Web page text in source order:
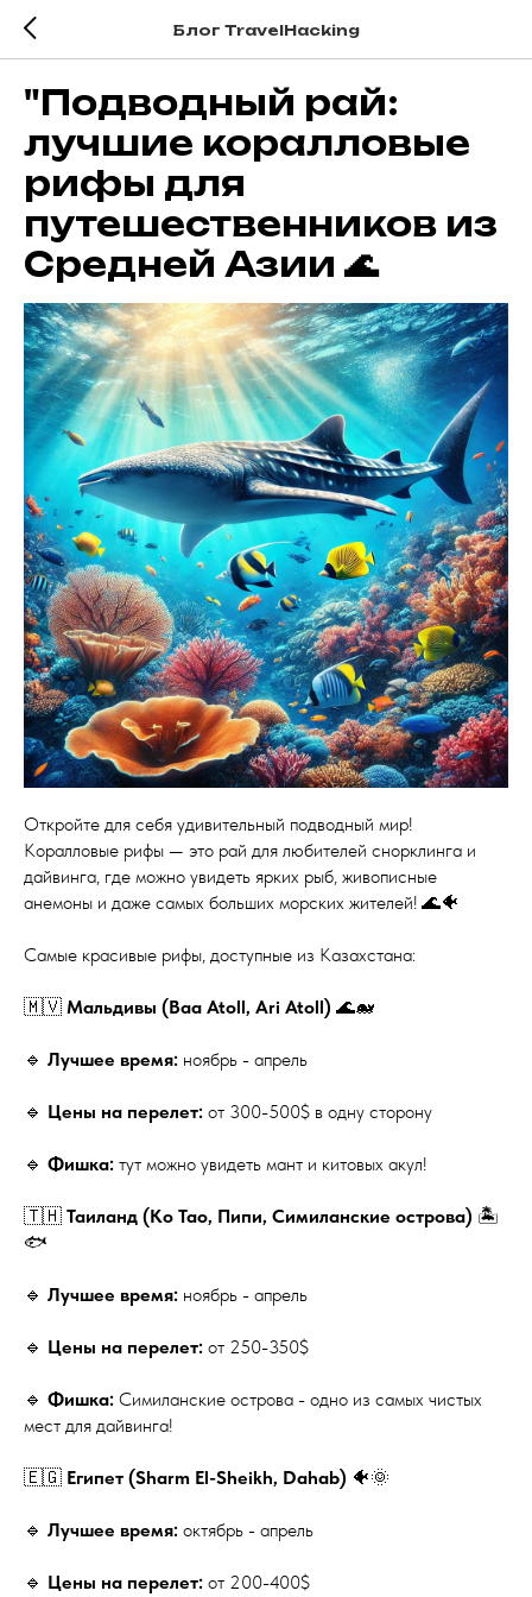
Блог TravelHacking
"Подводный рай:
лучшие коралловые
рифы для
путешественников из
Средней Азии 🌊
Откройте для себя удивительный подводный мир!
Коралловые рифы — это рай для любителей снорклинга и
дайвинга, где можно увидеть ярких рыб, живописные
анемоны и даже самых больших морских жителей! 🌊🐠
Самые красивые рифы, доступные из Казахстана:
🇲🇻 Мальдивы (Baa Atoll, Ari Atoll) 🌊🐋
🔹 Лучшее время: ноябрь - апрель
🔹 Цены на перелет: от 300-500$ в одну сторону
🔹 Фишка: тут можно увидеть мант и китовых акул!
🇹🇭 Таиланд (Ko Tao, Пипи, Симиланские острова) 🏝️
🐟
🔹 Лучшее время: ноябрь - апрель
🔹 Цены на перелет: от 250-350$
🔹 Фишка: Симиланские острова - одно из самых чистых
мест для дайвинга!
🇪🇬 Египет (Sharm El-Sheikh, Dahab) 🐠🌞
🔹 Лучшее время: октябрь - апрель
🔹 Цены на перелет: от 200-400$